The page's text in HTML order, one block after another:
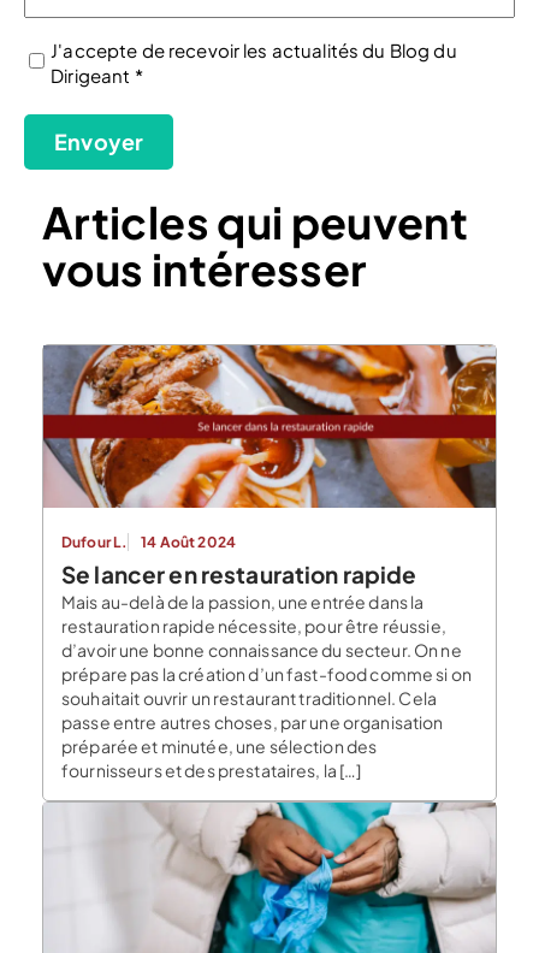
(Nécessaire)
J'accepte de recevoir les actualités du Blog du
Dirigeant *
Envoyer
Articles qui peuvent
vous intéresser
Dufour L. 14 Août 2024
Se lancer en restauration rapide
Mais au-delà de la passion, une entrée dans la
restauration rapide nécessite, pour être réussie,
d’avoir une bonne connaissance du secteur. On ne
prépare pas la création d’un fast-food comme si on
souhaitait ouvrir un restaurant traditionnel. Cela
passe entre autres choses, par une organisation
préparée et minutée, une sélection des
fournisseurs et des prestataires, la […]